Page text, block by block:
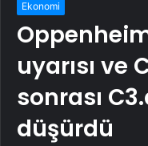
Ekonomi
uyarısı ve
sonrası
düşürdü